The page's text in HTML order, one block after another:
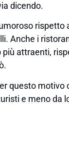
dicendo.
rispetto
Anche i
attraenti,
questo motivo
e meno da